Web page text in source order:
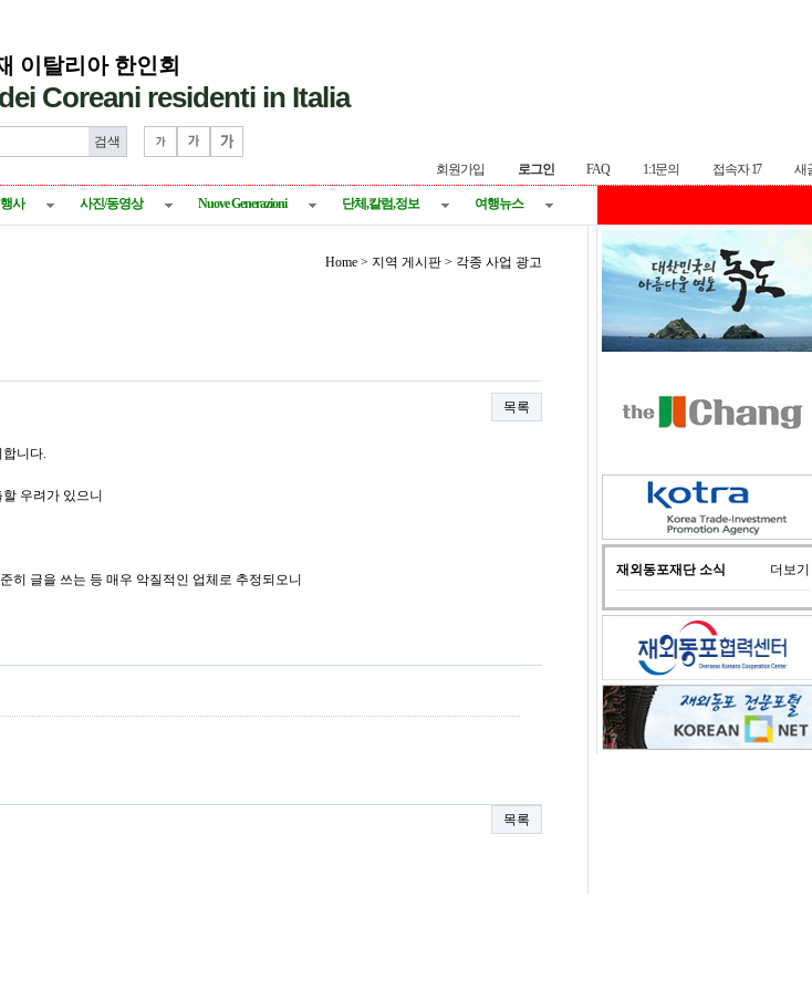
회원가입 로그인 FAQ 1:1문의 접속자 17 새
이탈리아 한인회
Coreani residenti in Italia
사 사진/동영상 Nuove Generazioni 단체,칼럼,정보 여행뉴스
재외동포재단 소식 더보기
Home > 지역 게시판 > 각종 사업 광고
목록
니다.
우려가 있으니
히 글을 쓰는 등 매우 악질적인 업체로 추정되오니
목록